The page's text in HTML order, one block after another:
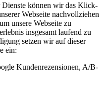
Dienste können wir das Klick-
Webseite nachvollziehen
unsere Webseite zu
insgesamt laufend zu
setzen wir auf dieser
ein:
Kundenrezensionen, A/B-